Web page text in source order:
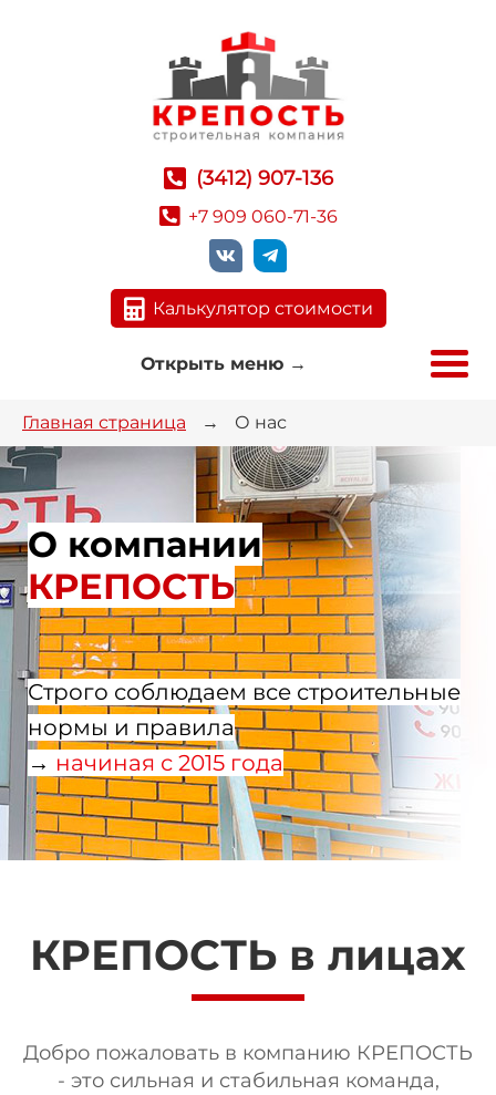
(3412) 907-136
+7 909 060-71-36
Калькулятор стоимости
Открыть меню →
Главная страница → О нас
О компании
КРЕПОСТЬ
Строго соблюдаем все строительные
нормы и правила
→ начиная с 2015 года
КРЕПОСТЬ в лицах
Добро пожаловать в компанию КРЕПОСТЬ
- это сильная и стабильная команда,